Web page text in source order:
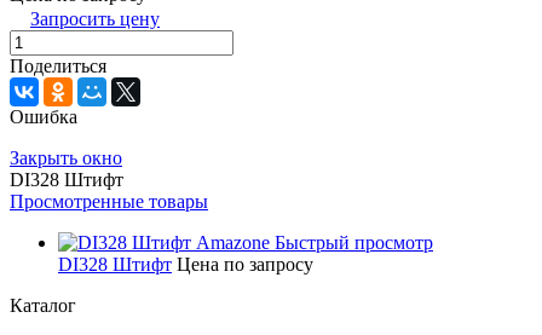
Запросить цену
Поделиться
Ошибка
Закрыть окно
DI328 Штифт
Просмотренные товары
Быстрый просмотр
DI328 Штифт Цена по запросу
Каталог